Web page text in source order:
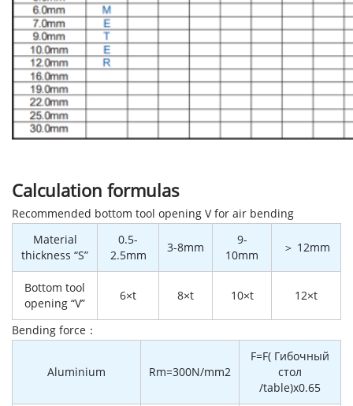
Calculation formulas
Recommended bottom tool opening V for air bending
Material
thickness “S”
0.5-
2.5mm
3-8mm
9-
10mm
＞ 12mm
Bottom tool
opening “V”
6×t 8×t 10×t 12×t
Bending force：
Aluminium Rm=300N/mm2
F=F( Гибочный
стол
/table)x0.65